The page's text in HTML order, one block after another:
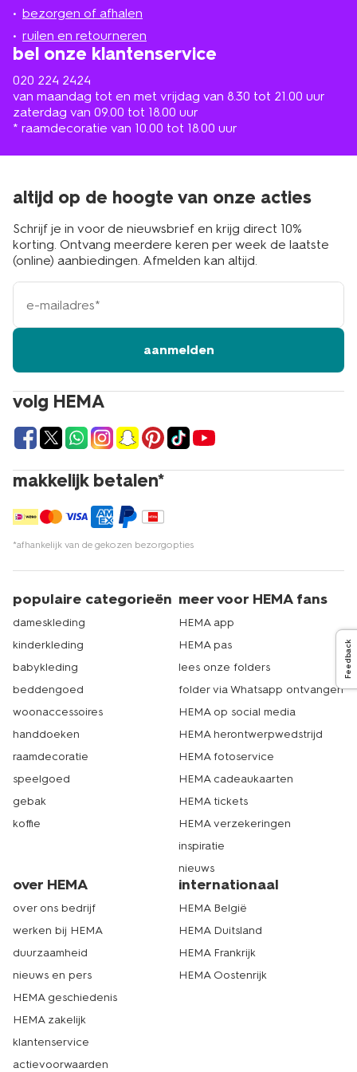
Feedback
bezorgen of afhalen
ruilen en retourneren
bel onze klantenservice
020 224 2424
van maandag tot en met vrijdag van 8.30 tot 21.00 uur
zaterdag van 09.00 tot 18.00 uur
* raamdecoratie van 10.00 tot 18.00 uur
de
buurt
volg HEMA
makkelijk betalen*
*afhankelijk van de gekozen bezorgopties
altijd op de hoogte van onze acties
Schrijf je in voor de nieuwsbrief en krijg direct 10%
korting. Ontvang meerdere keren per week de laatste
(online) aanbiedingen. Afmelden kan altijd.
e-
mailadres
aanmelden
populaire categorieën
dameskleding
kinderkleding
babykleding
beddengoed
woonaccessoires
handdoeken
raamdecoratie
speelgoed
gebak
koffie
meer voor HEMA fans
HEMA app
HEMA pas
lees onze folders
folder via Whatsapp ontvangen
HEMA op social media
HEMA herontwerpwedstrijd
HEMA fotoservice
HEMA cadeaukaarten
HEMA tickets
HEMA verzekeringen
inspiratie
nieuws
over HEMA
over ons bedrijf
werken bij HEMA
duurzaamheid
nieuws en pers
HEMA geschiedenis
HEMA zakelijk
klantenservice
actievoorwaarden
internationaal
HEMA België
HEMA Duitsland
HEMA Frankrijk
HEMA Oostenrijk